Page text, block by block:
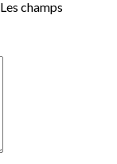
Les champs